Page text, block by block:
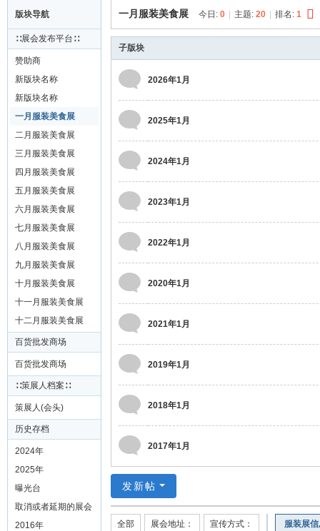
71
0
服
玉
石
展
销
会
版块导航
∷展会发布平台∷
赞助商
新版块名称
新版块名称
一月服装美食展
二月服装美食展
三月服装美食展
四月服装美食展
五月服装美食展
六月服装美食展
七月服装美食展
八月服装美食展
九月服装美食展
十月服装美食展
十一月服装美食展
十二月服装美食展
百货批发商场
百货批发商场
∷策展人档案∷
策展人(会头)
历史存档
2024年
2025年
曝光台
取消或者延期的展会
2016年
一月服装美食展 今日: 0 | 主题: 20 | 排名: 1
子版块
2026年1月
2025年1月
2024年1月
2023年1月
2022年1月
2020年1月
2021年1月
2019年1月
2018年1月
2017年1月
发新帖
全部 展会地址： 宣传方式： 服装展